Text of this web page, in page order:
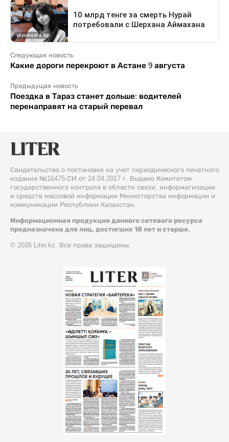
Следующая новость
Какие дороги перекроют в Астане 9 августа
Предыдущая новость
Поездка в Тараз станет дольше: водителей
перенаправят на старый перевал
Свидетельство о постановке на учет периодического печатного
издания №16475-СИ от 24.04.2017 г. Выдано Комитетом
государственного контроля в области связи, информатизации
и средств массовой информации Министерства информации и
коммуникации Республики Казахстан.
Информационная продукция данного сетевого ресурса
предназначена для лиц, достигших 18 лет и старше.
© 2026 Liter.kz. Все права защищены.